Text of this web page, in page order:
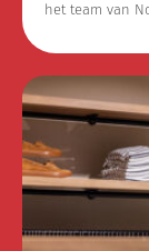
het team van